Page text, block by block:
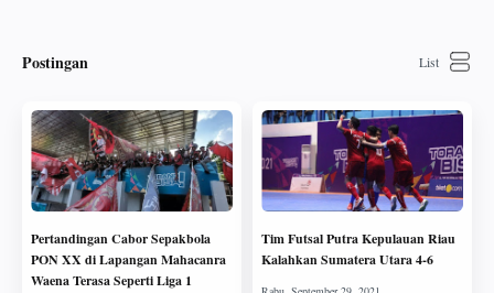
Postingan
Pertandingan Cabor Sepakbola
PON XX di Lapangan Mahacanra
Waena Terasa Seperti Liga 1
Tim Futsal Putra Kepulauan Riau
Kalahkan Sumatera Utara 4-6